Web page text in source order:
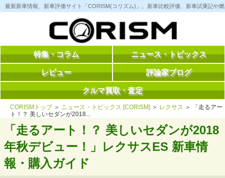
コ
ン
へ
最新新車情報、新車評価サイト「CORISM(コリズム)」。新車比較評価、新車試乗記や
特集・コラム ニュース・トピックス
レビュー 評論家ブログ
クルマ買取・査定
CORISMトップ＞ ニュース・トピックス [CORISM] ＞ レクサス ＞ 「走るアー
ト！？ 美しいセダンが2018...
「走るアート！？ 美しいセダンが2018
年秋デビュー！」レクサスES 新車情
報・購入ガイド